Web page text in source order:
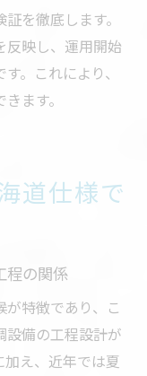
を徹底します。
反映し、運用開始
。これにより、
ます。
道仕様で
程の関係
特徴であり、こ
設備の工程設計が
え、近年では夏